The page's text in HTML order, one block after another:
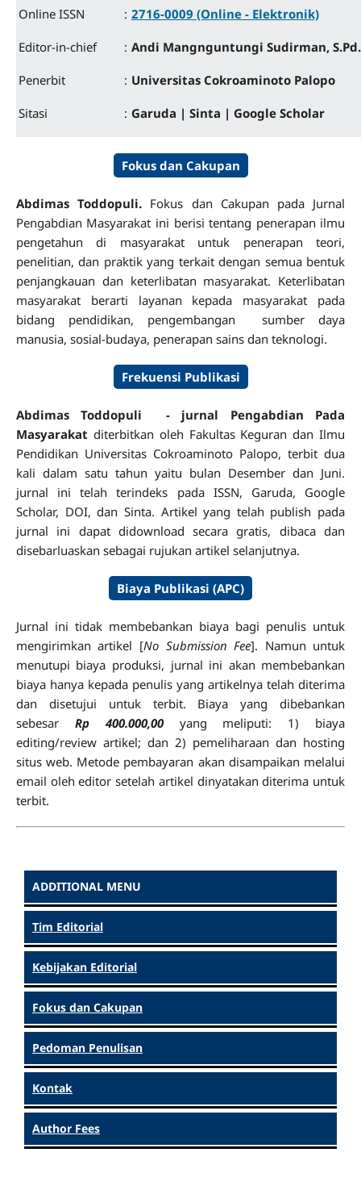
Online ISSN : 2716-0009 (Online - Elektronik)
Editor-in-chief : Andi Mangnguntungi Sudirman,
Penerbit : Universitas Cokroaminoto Palopo
Sitasi : Garuda | Sinta | Google Scholar
Fokus dan Cakupan
Abdimas Toddopuli. Fokus dan Cakupan pada Jurnal
Pengabdian Masyarakat ini berisi tentang penerapan ilmu
pengetahun di masyarakat untuk penerapan teori,
penelitian, dan praktik yang terkait dengan semua bentuk
penjangkauan dan keterlibatan masyarakat. Keterlibatan
masyarakat berarti layanan kepada masyarakat pada
bidang pendidikan, pengembangan sumber daya
manusia, sosial-budaya, penerapan sains dan teknologi.
Frekuensi Publikasi
Abdimas Toddopuli - jurnal Pengabdian Pada
Masyarakat diterbitkan oleh Fakultas Keguran dan Ilmu
Pendidikan Universitas Cokroaminoto Palopo, terbit dua
kali dalam satu tahun yaitu bulan Desember dan Juni.
jurnal ini telah terindeks pada ISSN, Garuda, Google
Scholar, DOI, dan Sinta. Artikel yang telah publish pada
jurnal ini dapat didownload secara gratis, dibaca dan
disebarluaskan sebagai rujukan artikel selanjutnya.
Biaya Publikasi (APC)
Jurnal ini tidak membebankan biaya bagi penulis untuk
mengirimkan artikel [No Submission Fee]. Namun untuk
menutupi biaya produksi, jurnal ini akan membebankan
biaya hanya kepada penulis yang artikelnya telah diterima
dan disetujui untuk terbit. Biaya yang dibebankan
sebesar Rp 400.000,00yang meliputi: 1) biaya
editing/review artikel; dan 2) pemeliharaan dan hosting
situs web. Metode pembayaran akan disampaikan melalui
email oleh editor setelah artikel dinyatakan diterima untuk
terbit.
ADDITIONAL MENU
Tim Editorial
Kebijakan Editorial
Fokus dan Cakupan
Pedoman Penulisan
Kontak
Author Fees